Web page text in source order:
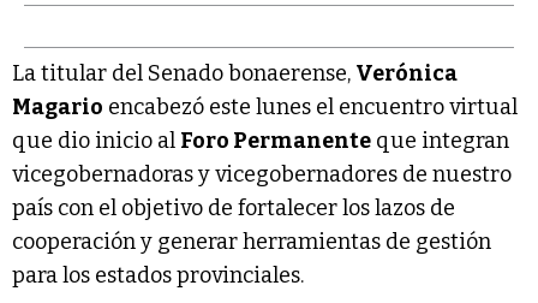
La titular del Senado bonaerense, Verónica
Magario encabezó este lunes el encuentro virtual
que dio inicio al Foro Permanente que integran
vicegobernadoras y vicegobernadores de nuestro
país con el objetivo de fortalecer los lazos de
cooperación y generar herramientas de gestión
para los estados provinciales.